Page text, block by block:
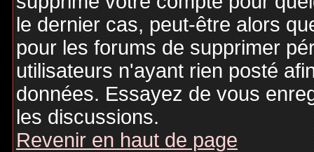
le dernier cas, peut-être alors
pour les forums de supprimer
utilisateurs n'ayant rien posté
données. Essayez de vous
les discussions.
Revenir en haut de page